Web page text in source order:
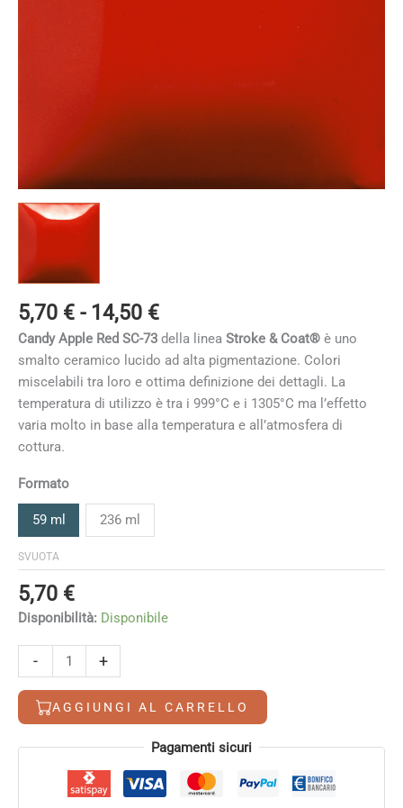
5,70 € - 14,50 €Fascia
di
prezzo:
da
5,70 €
a
Candy Apple Red SC-73 della linea Stroke & Coat® è uno
smalto ceramico lucido ad alta pigmentazione. Colori
miscelabili tra loro e ottima definizione dei dettagli. La
temperatura di utilizzo è tra i 999°C e i 1305°C ma l’effetto
varia molto in base alla temperatura e all’atmosfera di
cottura.
Formato
59 ml 236 ml
SVUOTA
5,70 €
Disponibilità: Disponibile
-
Apple
Red
quantità
+
AGGIUNGI AL CARRELLO
Alternative: Pagamenti sicuri